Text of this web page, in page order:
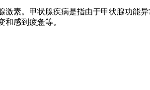
素。甲状腺疾病是指由于甲状腺功能
感到疲惫等。